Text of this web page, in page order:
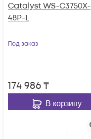
Catalyst WS-C3750X-
48P-L
Под заказ
174 986₸
В корзину